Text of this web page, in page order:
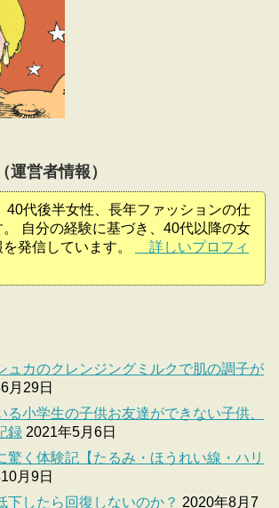
運営者情報）
代後半女性、長年ファッションの仕
自分の経験に基づき、40代以降の女
発信しています。
詳しいプロフィ
ュカのクレンジングミルクで肌の調子が
月29日
る小学生の子供お友達ができない子供、
録 2021年5月6日
驚く体験記【たるみ・ほうれい線・ハリ
月9日
下したら回復しないのか？ 2020年8月7